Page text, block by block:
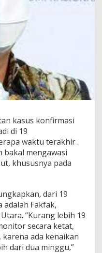
kasus konfirmasi
di 19
waktu terakhir .
bakal mengawasi
khususnya pada
dari 19
Fakfak,
“Kurang lebih 19
secara ketat,
ada kenaikan
dari dua minggu,”